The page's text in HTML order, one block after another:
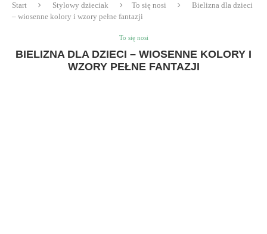
Start Stylowy dzieciak To się nosi
Bielizna dla dzieci
– wiosenne kolory i wzory pełne fantazji
To się nosi
BIELIZNA DLA DZIECI – WIOSENNE KOLORY I
WZORY PEŁNE FANTAZJI